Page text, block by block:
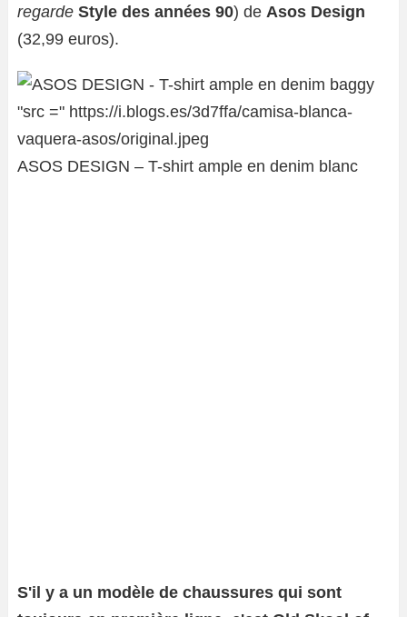
regarde Style des années 90) de Asos Design
(32,99 euros).
ASOS DESIGN – T-shirt ample en denim blanc
S'il y a un modèle de chaussures qui sont